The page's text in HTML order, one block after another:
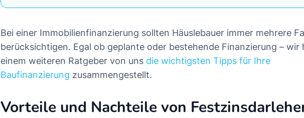
Bei einer Immobilienfinanzierung sollten Häuslebauer immer mehrere
berücksichtigen. Egal ob geplante oder bestehende Finanzierung – wir
einem weiteren Ratgeber von uns die wichtigsten Tipps für Ihre
Baufinanzierung zusammengestellt.
Vorteile und Nachteile von